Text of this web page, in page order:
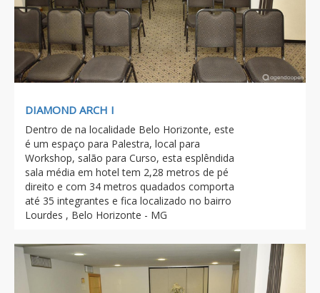
DIAMOND ARCH I
Dentro de na localidade Belo Horizonte, este
é um espaço para Palestra, local para
Workshop, salão para Curso, esta esplêndida
sala média em hotel tem 2,28 metros de pé
direito e com 34 metros quadados comporta
até 35 integrantes e fica localizado no bairro
Lourdes , Belo Horizonte - MG
Previous Next